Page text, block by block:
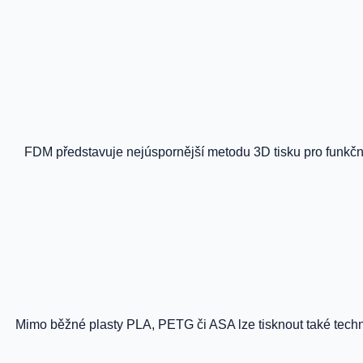
FDM představuje nejúspornější metodu 3D tisku pro
Mimo běžné plasty PLA, PETG či ASA lze tisknout také